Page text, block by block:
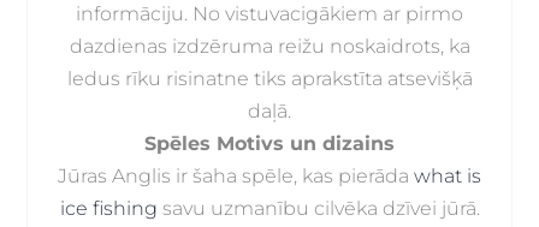
informāciju. No vistuvacigākiem ar pirmo
dazdienas izdzēruma reižu noskaidrots, ka
ledus rīku risinatne tiks aprakstīta atsevišķā
daļā.
Spēles Motivs un dizains
Jūras Anglis ir šaha spēle, kas pierāda what is
ice fishing savu uzmanību cilvēka dzīvei jūrā.